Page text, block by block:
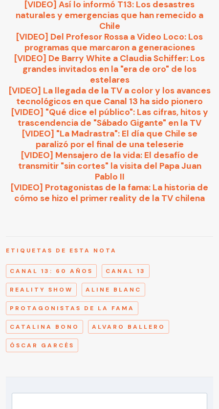
[VIDEO] Así lo informó T13: Los desastres
naturales y emergencias que han remecido a
Chile
[VIDEO] Del Profesor Rossa a Video Loco: Los
programas que marcaron a generaciones
[VIDEO] De Barry White a Claudia Schiffer: Los
grandes invitados en la "era de oro" de los
estelares
[VIDEO] La llegada de la TV a color y los avances
tecnológicos en que Canal 13 ha sido pionero
[VIDEO] "Qué dice el público": Las cifras, hitos y
trascendencia de "Sábado Gigante" en la TV
[VIDEO] "La Madrastra": El día que Chile se
paralizó por el final de una teleserie
[VIDEO] Mensajero de la vida: El desafío de
transmitir "sin cortes" la visita del Papa Juan
Pablo II
[VIDEO] Protagonistas de la fama: La historia de
cómo se hizo el primer reality de la TV chilena
ETIQUETAS DE ESTA NOTA
CANAL 13: 60 AÑOS CANAL 13
REALITY SHOW ALINE BLANC
PROTAGONISTAS DE LA FAMA
CATALINA BONO ALVARO BALLERO
ÓSCAR GARCÉS